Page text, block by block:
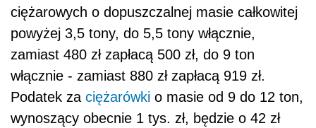
ciężarowych o dopuszczalnej masie całkowitej
powyżej 3,5 tony, do 5,5 tony włącznie,
zamiast 480 zł zapłacą 500 zł, do 9 ton
włącznie - zamiast 880 zł zapłacą 919 zł.
Podatek za ciężarówki o masie od 9 do 12 ton,
wynoszący obecnie 1 tys. zł, będzie o 42 zł